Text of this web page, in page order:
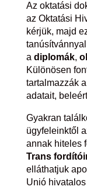
Az oktatási
az Oktatási
kérjük, majd
a diplomák,
Különösen
tartalmazzák
adatait,
Gyakran
ügyfeleinktől
annak hiteles
Trans
elláthatjuk
Unió